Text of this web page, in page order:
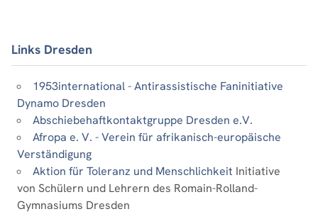
Links Dresden
1953international - Antirassistische Faninitiative
Dynamo Dresden
Abschiebehaftkontaktgruppe Dresden e.V.
Afropa e. V. - Verein für afrikanisch-europäische
Verständigung
Aktion für Toleranz und Menschlichkeit Initiative
von Schülern und Lehrern des Romain-Rolland-
Gymnasiums Dresden